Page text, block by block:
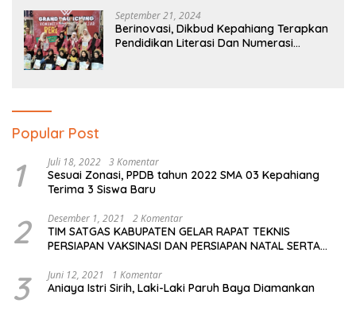
September 21, 2024
Berinovasi, Dikbud Kepahiang Terapkan
Pendidikan Literasi Dan Numerasi
Popular Post
1 Juli 18, 2022 3 Komentar
Sesuai Zonasi, PPDB tahun 2022 SMA 03 Kepahiang
Terima 3 Siswa Baru
2 Desember 1, 2021 2 Komentar
TIM SATGAS KABUPATEN GELAR RAPAT TEKNIS
PERSIAPAN VAKSINASI DAN PERSIAPAN NATAL SERTA
3 Juni 12, 2021 1 Komentar
Aniaya Istri Sirih, Laki-Laki Paruh Baya Diamankan